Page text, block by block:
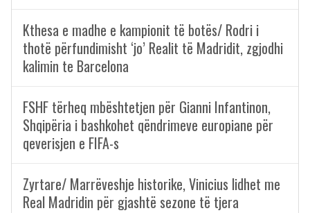
Kthesa e madhe e kampionit të botës/ Rodri i
thotë përfundimisht ‘jo’ Realit të Madridit, zgjodhi
kalimin te Barcelona
FSHF tërheq mbështetjen për Gianni Infantinon,
Shqipëria i bashkohet qëndrimeve europiane për
qeverisjen e FIFA-s
Zyrtare/ Marrëveshje historike, Vinicius lidhet me
Real Madridin për gjashtë sezone të tjera